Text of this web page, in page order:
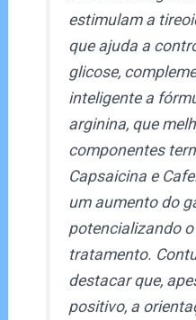
estimulam a
que ajuda a
glicose,
inteligente a
arginina, que
componentes
Capsaicina e
um aumento do
potencializando
tratamento.
destacar que,
positivo, a